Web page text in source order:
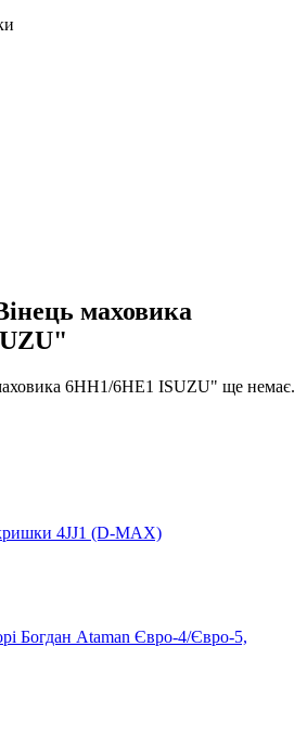
маховика
6НН1/6НЕ1 ISUZU" ще немає.
4JJ1 (D-MAX)
Богдан Ataman Євро-4/Євро-5,